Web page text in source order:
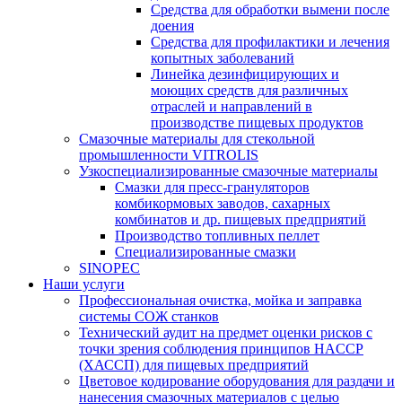
Средства для обработки вымени после
доения
Средства для профилактики и лечения
копытных заболеваний
Линейка дезинфицирующих и
моющих средств для различных
отраслей и направлений в
производстве пищевых продуктов
Смазочные материалы для стекольной
промышленности VITROLIS
Узкоспециализированные смазочные материалы
Смазки для пресс-грануляторов
комбикормовых заводов, сахарных
комбинатов и др. пищевых предприятий
Производство топливных пеллет
Специализированные смазки
SINOPEC
Наши услуги
Профессиональная очистка, мойка и заправка
системы СОЖ станков
Технический аудит на предмет оценки рисков с
точки зрения соблюдения принципов HACCP
(ХАССП) для пищевых предприятий
Цветовое кодирование оборудования для раздачи и
нанесения смазочных материалов с целью